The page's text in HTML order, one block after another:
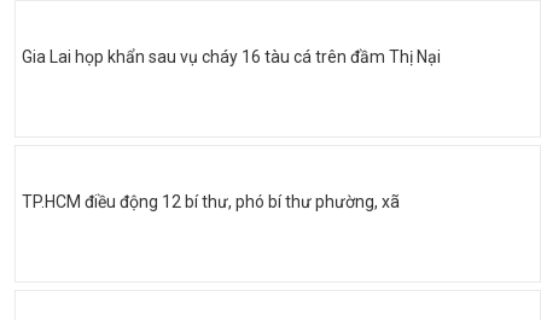
Gia Lai họp khẩn sau vụ cháy 16 tàu cá trên đầm Thị Nại
TP.HCM điều động 12 bí thư, phó bí thư phường, xã